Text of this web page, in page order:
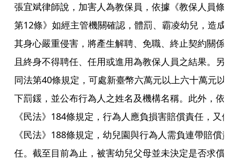
張宜斌律師說，加害人為教保員，依據《教保人員條
第12條》如經主管機關確認，體罰、霸凌幼兒，造成
其身心嚴重侵害，將產生解聘、免職、終止契約關係
且終身不得聘任、任用或進用為教保人員之結果。另
同法第40條規定，可處新臺幣六萬元以上六十萬元以
下罰鍰，並公布行為人之姓名及機構名稱。此外，依
《民法》184條規定，行為人應負損害賠償責任，又
《民法》188條規定，幼兒園與行為人需負連帶賠償
任。截至目前為止，被害幼兒父母並未決定是否求償